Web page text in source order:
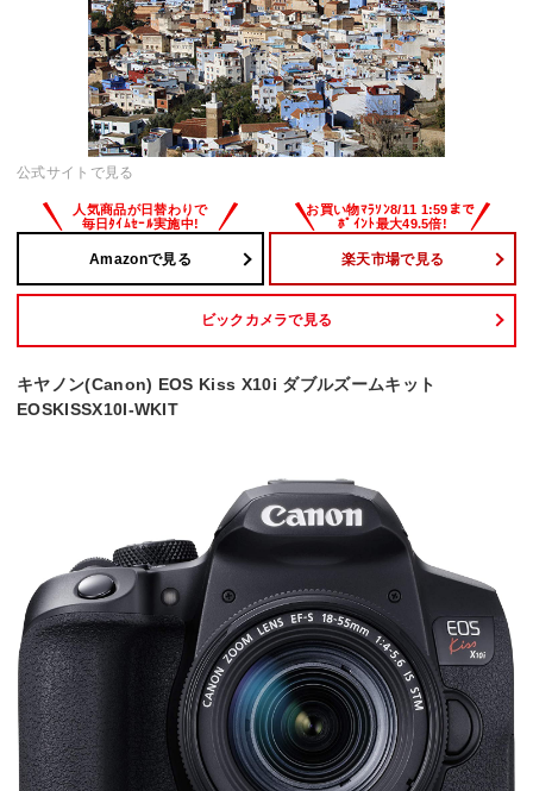
公式サイトで見る
Amazonで見る 楽天市場で見る
ビックカメラで見る
キヤノン(Canon) EOS Kiss X10i ダブルズームキット
EOSKISSX10I-WKIT